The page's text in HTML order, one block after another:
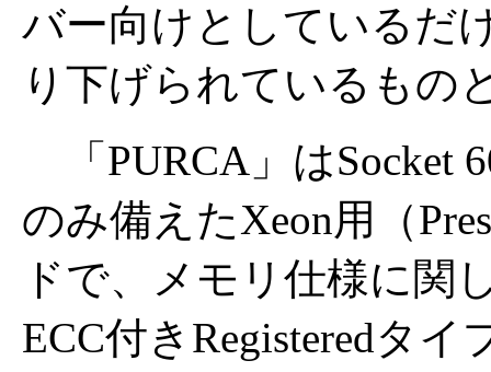
バー向けとしているだ
り下げられているもの
「PURCA」はSocket
のみ備えたXeon用（
ドで、メモリ仕様に関
ECC付きRegisteredタイ